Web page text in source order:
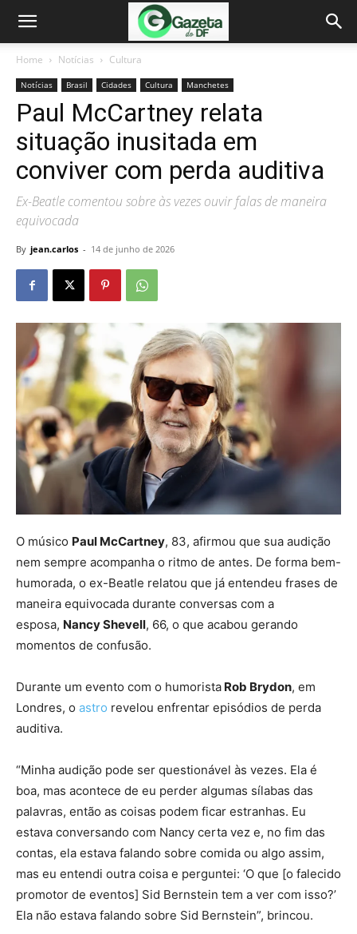
Home Notícias Cultura
Notícias Brasil Cidades Cultura Manchetes
Paul McCartney relata
situação inusitada em
conviver com perda auditiva
Ex-Beatle comentou sobre às vezes ouvir falas de maneira
equivocada
By jean.carlos - 14 de junho de 2026
O músico Paul McCartney, 83, afirmou que sua audição
nem sempre acompanha o ritmo de antes. De forma bem-
humorada, o ex-Beatle relatou que já entendeu frases de
maneira equivocada durante conversas com a
esposa, Nancy Shevell, 66, o que acabou gerando
momentos de confusão.
Durante um evento com o humorista Rob Brydon, em
Londres, o astro revelou enfrentar episódios de perda
auditiva.
“Minha audição pode ser questionável às vezes. Ela é
boa, mas acontece de eu perder algumas sílabas das
palavras, então as coisas podem ficar estranhas. Eu
estava conversando com Nancy certa vez e, no fim das
contas, ela estava falando sobre comida ou algo assim,
mas eu entendi outra coisa e perguntei: ‘O que [o falecido
promotor de eventos] Sid Bernstein tem a ver com isso?’
Ela não estava falando sobre Sid Bernstein”, brincou.